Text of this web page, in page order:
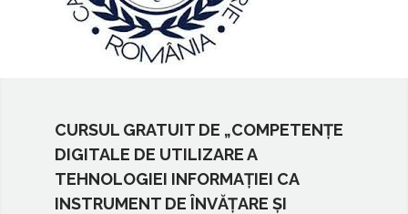
CURSUL GRATUIT DE „COMPETENȚE
DIGITALE DE UTILIZARE A
TEHNOLOGIEI INFORMAȚIEI CA
INSTRUMENT DE ÎNVĂȚARE ȘI